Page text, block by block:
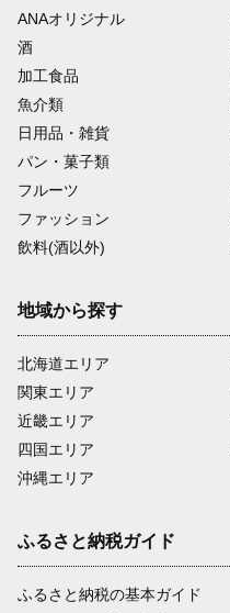
ANAオリジナル
酒
加工食品
魚介類
日用品・雑貨
パン・菓子類
フルーツ
ファッション
飲料(酒以外)
地域から探す
北海道エリア
関東エリア
近畿エリア
四国エリア
沖縄エリア
ふるさと納税ガイド
ふるさと納税の基本ガイド